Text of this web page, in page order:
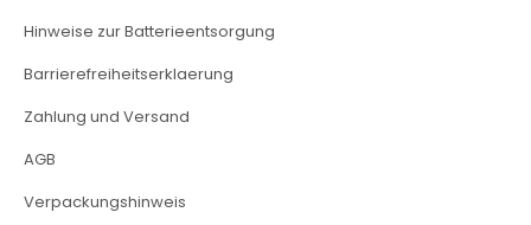
Hinweise zur Batterieentsorgung
Barrierefreiheitserklaerung
Zahlung und Versand
AGB
Verpackungshinweis